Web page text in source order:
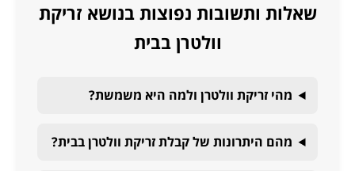
שאלות ותשובות נפוצות בנושא זריקת
וולטרן בבית
מהי זריקת וולטרן ולמה היא משמשת?
מהם היתרונות של קבלת זריקת וולטרן בבית?